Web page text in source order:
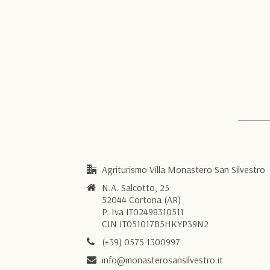
Agriturismo Villa Monastero San Silvestro
N.A. Salcotto, 25
52044 Cortona (AR)
P. Iva IT02498310511
CIN IT051017B5HKYP39N2
(+39) 0575 1300997
info@monasterosansilvestro.it